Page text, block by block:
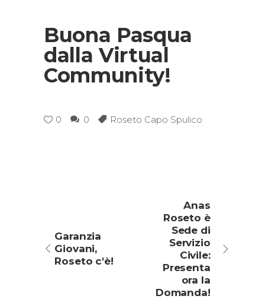
Buona Pasqua
dalla Virtual
Community!
0 0 Roseto Capo Spulico
Garanzia
Giovani,
Roseto c'è!
Anas
Roseto è
Sede di
Servizio
Civile:
Presenta
ora la
Domanda!